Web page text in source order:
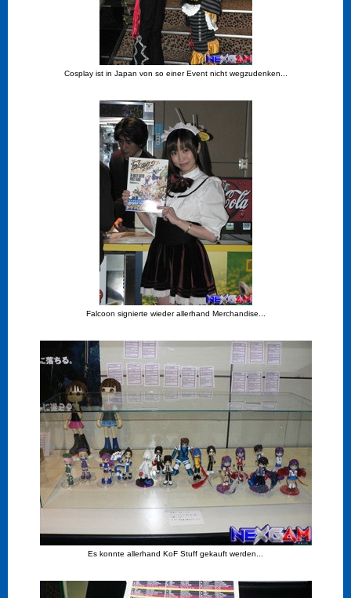
Cosplay ist in Japan von so einer Event nicht wegzudenken...
Falcoon signierte wieder allerhand Merchandise...
Es konnte allerhand KoF Stuff gekauft werden...